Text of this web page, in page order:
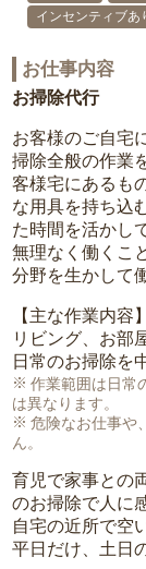
インセンティブあ
お仕事内容
お掃除代行
お客様のご自宅
掃除全般の作業
客様宅にあるも
な用具を持ち込
た時間を活かし
無理なく働くこ
分野を生かして
【主な作業内容】
リビング、お部
日常のお掃除を
作業範囲は日常
は異なります。
危険なお仕事や
ん。
育児で家事との
のお掃除で人に
自宅の近所で空
平日だけ、土日